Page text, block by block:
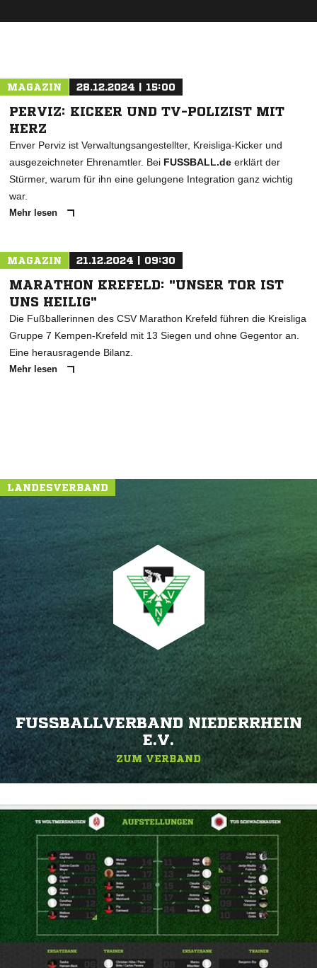
MAGAZIN 28.12.2024 | 15:00
PERVIZ: KICKER UND TV-POLIZIST MIT
HERZ
Enver Perviz ist Verwaltungsangestellter, Kreisliga-Kicker und
ausgezeichneter Ehrenamtler. Bei FUSSBALL.de erklärt der
Stürmer, warum für ihn eine gelungene Integration ganz wichtig
war.
Mehr lesen
MAGAZIN 21.12.2024 | 09:30
MARATHON KREFELD: "UNSER TOR IST
UNS HEILIG"
Die Fußballerinnen des CSV Marathon Krefeld führen die Kreisliga
Gruppe 7 Kempen-Krefeld mit 13 Siegen und ohne Gegentor an.
Eine herausragende Bilanz.
Mehr lesen
LANDESVERBAND
FUSSBALLVERBAND NIEDERRHEIN E
.V.
ZUM VERBAND